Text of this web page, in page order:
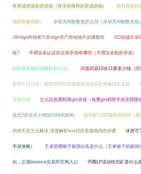
有养成资源多的游戏（有没有推荐的养成游戏） 梦幻西游
地府装备搭配） 永劫无间帧数低怎么办（永劫无间帧数太低）
cBridge跨链桥?cBridge资产跨链操作步骤教程 GO创建区块
链? 不用实名认证的古风手游有哪些（不用实名制的手游）
的世界熔炼炉的燃料是什么） 问道武器10改11要多少钱（问
猩币今日行情，猩猩币FEG官网最新消息实时价格历史走势
全面介绍 怎么玩免费权限gm游戏（免费gm权限手游东西随
意思?区块大小增加10倍的影响 放开那三国3魏阵容推荐（放
内存不足怎么解决 深度解析win10设置虚拟内存步骤 冰原守
手游攻略） 王者荣耀猴子最强出装是什么（王者猴子的最强
站，正规binance交易所官网入口 币圈LP流动性挖矿是什么